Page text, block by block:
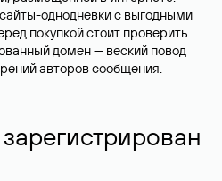
однодневки с выгодными
покупкой стоит проверить
домен — веский повод
авторов сообщения.
зарегистрирован